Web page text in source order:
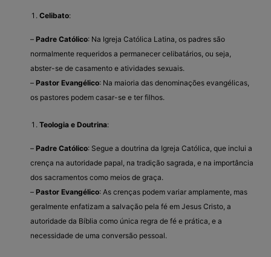
Celibato:
– Padre Católico: Na Igreja Católica Latina, os padres são
normalmente requeridos a permanecer celibatários, ou seja,
abster-se de casamento e atividades sexuais.
– Pastor Evangélico: Na maioria das denominações evangélicas,
os pastores podem casar-se e ter filhos.
Teologia e Doutrina:
– Padre Católico: Segue a doutrina da Igreja Católica, que inclui a
crença na autoridade papal, na tradição sagrada, e na importância
dos sacramentos como meios de graça.
– Pastor Evangélico: As crenças podem variar amplamente, mas
geralmente enfatizam a salvação pela fé em Jesus Cristo, a
autoridade da Bíblia como única regra de fé e prática, e a
necessidade de uma conversão pessoal.